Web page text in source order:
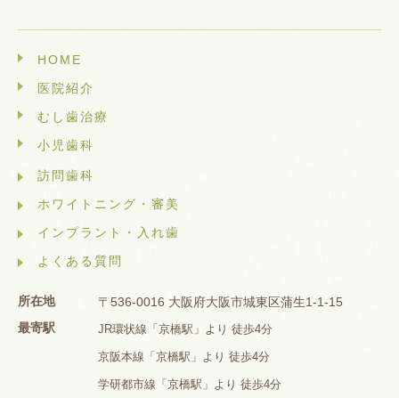
HOME
医院紹介
むし歯治療
小児歯科
訪問歯科
ホワイトニング・審美
インプラント・入れ歯
よくある質問
所在地
〒536-0016 大阪府大阪市城東区蒲生1-1-15
最寄駅
JR環状線「京橋駅」より 徒歩4分
京阪本線「京橋駅」より 徒歩4分
学研都市線「京橋駅」より 徒歩4分